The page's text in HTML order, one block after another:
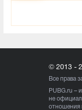
© 2013 -
Все права
PUBG.ru –
не
отношения